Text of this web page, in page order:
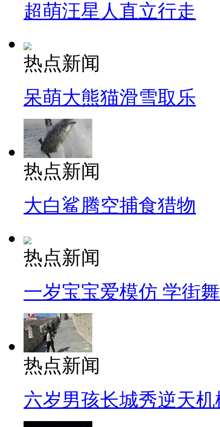
超萌汪星人直立行走
热点新闻
呆萌大熊猫滑雪取乐
热点新闻
大白鲨腾空捕食猎物
热点新闻
一岁宝宝爱模仿 学街
热点新闻
六岁男孩长城秀逆天机